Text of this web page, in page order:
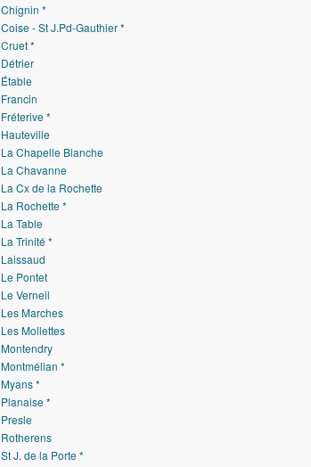
Chignin *
Coise - St J.Pd-Gauthier *
Cruet *
Détrier
Étable
Francin
Fréterive *
Hauteville
La Chapelle Blanche
La Chavanne
La Cx de la Rochette
La Rochette *
La Table
La Trinité *
Laissaud
Le Pontet
Le Verneil
Les Marches
Les Mollettes
Montendry
Montmélian *
Myans *
Planaise *
Presle
Rotherens
St J. de la Porte *